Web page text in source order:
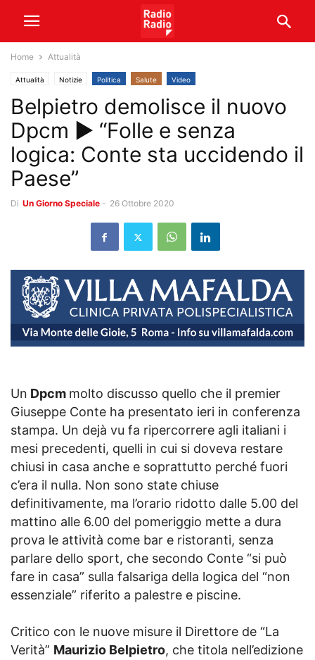
Home Attualità
Attualità Notizie Politica Salute Video
Belpietro demolisce il nuovo
Dpcm ► “Folle e senza
logica: Conte sta uccidendo il
Paese”
Di Un Giorno Speciale - 26 Ottobre 2020
Un Dpcm molto discusso quello che il premier
Giuseppe Conte ha presentato ieri in conferenza
stampa. Un dejà vu fa ripercorrere agli italiani i
mesi precedenti, quelli in cui si doveva restare
chiusi in casa anche e soprattutto perché fuori
c’era il nulla. Non sono state chiuse
definitivamente, ma l’orario ridotto dalle 5.00 del
mattino alle 6.00 del pomeriggio mette a dura
prova le attività come bar e ristoranti, senza
parlare dello sport, che secondo Conte “si può
fare in casa” sulla falsariga della logica del “non
essenziale” riferito a palestre e piscine.
Critico con le nuove misure il Direttore de “La
Verità” Maurizio Belpietro, che titola nell’edizione